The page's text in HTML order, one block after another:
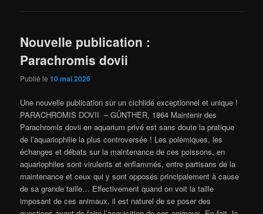
Nouvelle publication :
Parachromis dovii
Publié le10 mai 2026
Une nouvelle publication sur un cichlidé exceptionnel et unique !
PARACHROMIS DOVII – GÜNTHER, 1864 Maintenir des
Parachromis dovii en aquarium privé est sans doute la pratique
de l’aquariophilie la plus controversée ! Les polémiques, les
échanges et débats sur la maintenance de ces poissons, en
aquariophiles sont virulents et enflammés, entre partisans de la
maintenance et ceux qui y sont opposés principalement à cause
de sa grande taille… Effectivement quand on voit la taille
imposant de ces animaux, il est naturel de se poser des